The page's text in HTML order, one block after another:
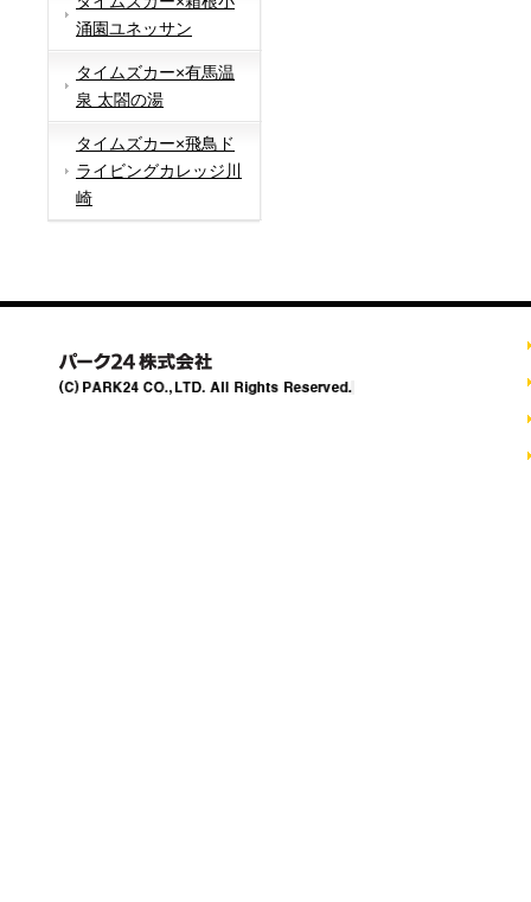
涌園ユネッサン
タイムズカー×有馬温
泉 太閤の湯
タイムズカー×飛鳥ド
ライビングカレッジ川
崎